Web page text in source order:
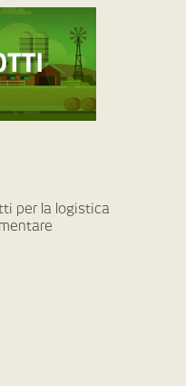
per la logistica